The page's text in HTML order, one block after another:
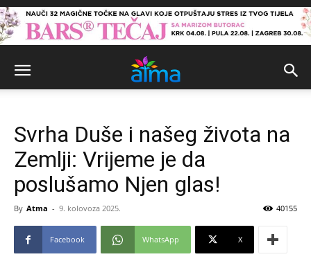
Svrha Duše i našeg života na
Zemlji: Vrijeme je da
poslušamo Njen glas!
By Atma - 9. kolovoza 2025. 40155
Facebook WhatsApp X